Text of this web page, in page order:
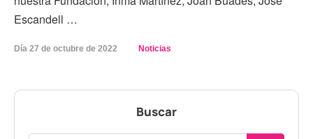
Escandell …
Día 27 de octubre de 2022 Noticias
Buscar